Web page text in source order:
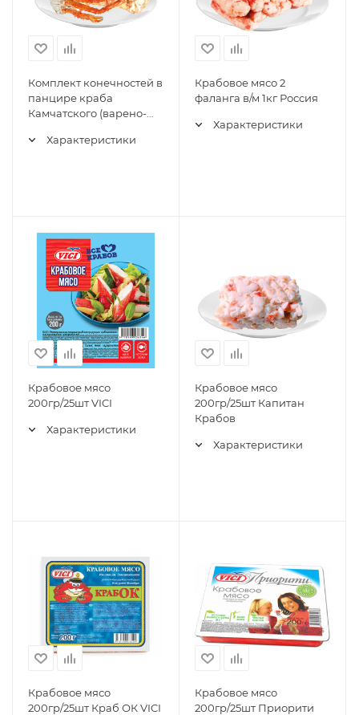
Комплект конечностей в
панцире краба
Камчатского (варено-
Характеристики
Крабовое мясо 2
фаланга в/м 1кг Россия
Характеристики
Крабовое мясо
200гр/25шт VICI
Характеристики
Крабовое мясо
200гр/25шт Капитан
Крабов
Характеристики
Крабовое мясо
200гр/25шт Краб ОК VICI
Крабовое мясо
200гр/25шт Приорити